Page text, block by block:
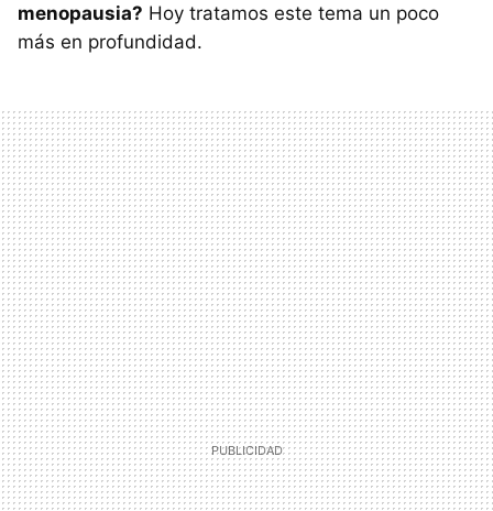
menopausia? Hoy tratamos este tema un poco
más en profundidad.